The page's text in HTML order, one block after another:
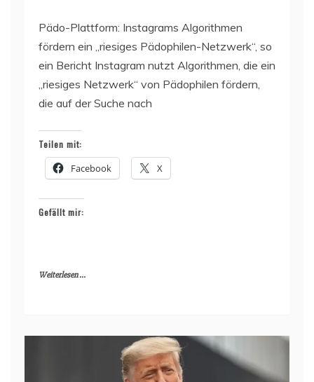
Pädo-Plattform: Instagrams Algorithmen
fördern ein „riesiges Pädophilen-Netzwerk“, so
ein Bericht Instagram nutzt Algorithmen, die ein
„riesiges Netzwerk“ von Pädophilen fördern,
die auf der Suche nach
Teilen mit:
Facebook X
Gefällt mir:
Weiterlesen ...